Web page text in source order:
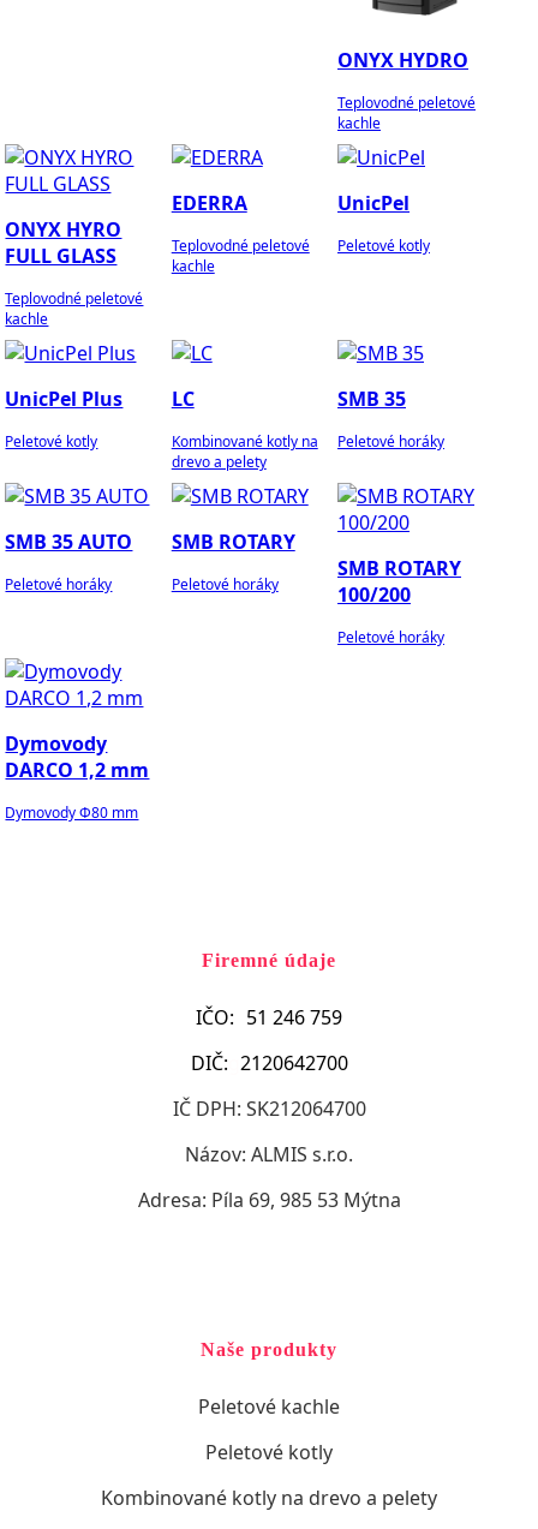
ONYX HYDRO
Teplovodné peletové
kachle
ONYX HYRO
FULL GLASS
Teplovodné peletové
kachle
EDERRA
Teplovodné peletové
kachle
UnicPel
Peletové kotly
UnicPel Plus
Peletové kotly
LC
Kombinované kotly na
drevo a pelety
SMB 35
Peletové horáky
SMB 35 AUTO
Peletové horáky
SMB ROTARY
Peletové horáky
SMB ROTARY
100/200
Peletové horáky
Dymovody
DARCO 1,2 mm
Dymovody Φ80 mm
Firemné údaje
IČO: 51 246 759
DIČ: 2120642700
IČ DPH: SK212064700
Názov: ALMIS s.r.o.
Adresa: Píla 69, 985 53 Mýtna
Naše produkty
Peletové kachle
Peletové kotly
Kombinované kotly na drevo a pelety